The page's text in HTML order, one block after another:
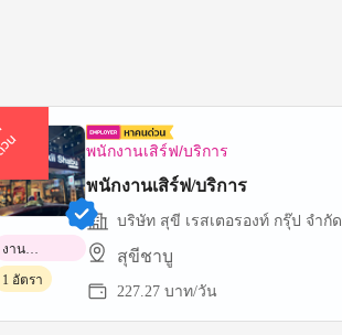
พนักงานเสิร์ฟ/บริการ
พนักงานเสิร์ฟ/บริการ
บริษัท สุขี เรสเตอรองท์ กรุ๊ป จำกัด
สุขีชาบู
227.27 บาท/วัน
งาน
พาร์ทไทม์
1 อัตรา